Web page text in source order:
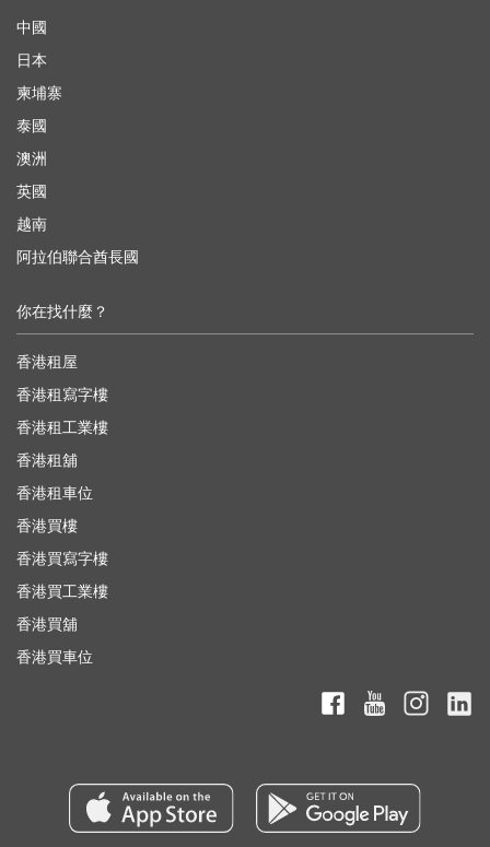
中國
日本
柬埔寨
泰國
澳洲
英國
越南
阿拉伯聯合酋長國
你在找什麼？
香港租屋
香港租寫字樓
香港租工業樓
香港租舖
香港租車位
香港買樓
香港買寫字樓
香港買工業樓
香港買舖
香港買車位